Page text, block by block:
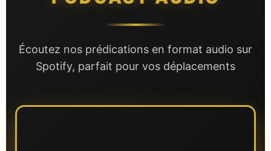
Écoutez nos prédications en format audio sur
Spotify, parfait pour vos déplacements